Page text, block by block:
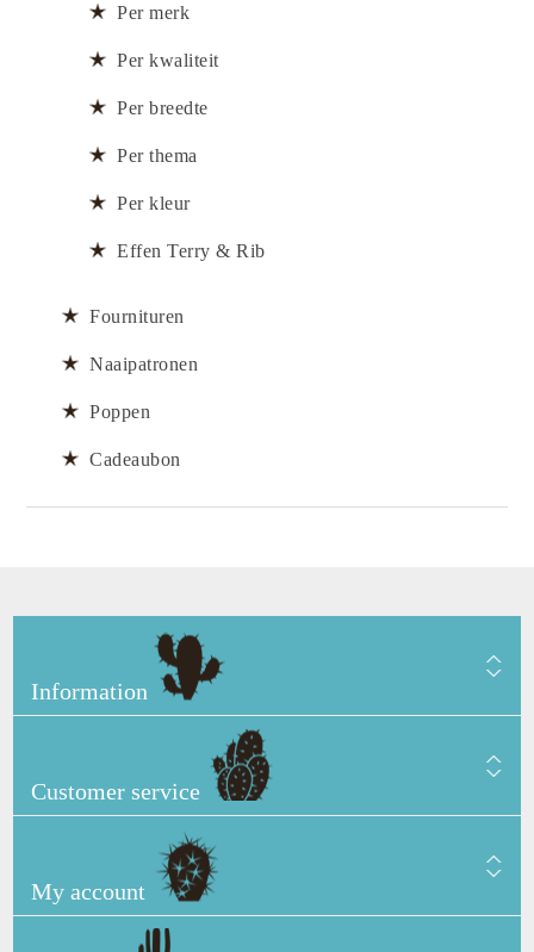
Per merk
Per kwaliteit
Per breedte
Per thema
Per kleur
Effen Terry & Rib
Fournituren
Naaipatronen
Poppen
Cadeaubon
Information
Customer service
My account